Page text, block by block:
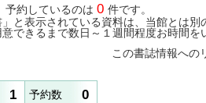
予約しているのは 0 件です。
と表示されている資料は、当館とは別
できるまで数日～１週間程度お時間を
この書誌情報への
1 予約数 0